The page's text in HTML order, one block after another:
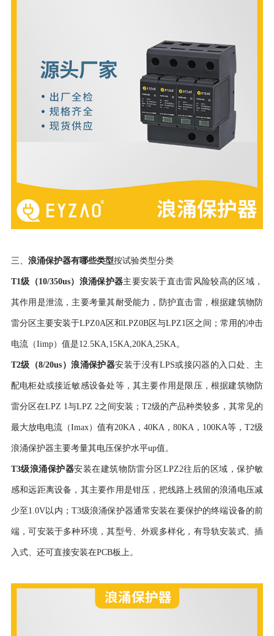
三、 浪涌保护器有哪些类型按试验类型分类
T1级（10/350us）浪涌保护器主要安装于直击雷风险较高的区域，
其作用是泄流，主要考量其耐受能力，防护直击雷，根据建筑物防
雷分区主要安装于LPZ0A区和LPZ0B区与LPZ1区之间；常用的冲击
电流（Iimp）值是12.5KA,15KA,20KA,25KA。
T2级（8/20us）浪涌保护器安装于没有LPS或接闪器的入口处、主
配电柜处或接近敏感设备处等，其主要作用是限压，根据建筑物防
雷分区在LPZ 1与LPZ 2之间安装；T2级的产品种类较多，其常见的
最大放电电流（Imax）值有20KA，40KA，80KA，100KA等，T2级
浪涌保护器主要考量其电压保护水平up值。
T3级浪涌保护器安装在建筑物防雷分区 LPZ2往后的区域，保护敏
感和远距离设备，其主要作用是钳压，把线路上残留的浪涌电压减
少至1.0V以内；T3级浪涌保护器通常安装在要保护的终端设备的前
端，可安装于多种环境，其型号、外观多样化，有导轨安装式、插
入式、还可直接安装在PCB板上。